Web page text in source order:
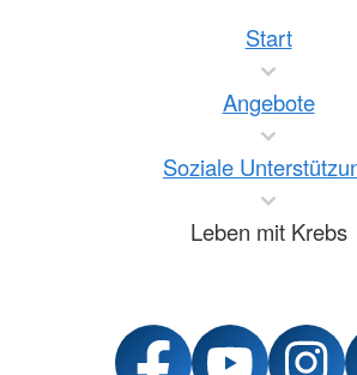
Start
Angebote
Soziale
Leben mit Krebs